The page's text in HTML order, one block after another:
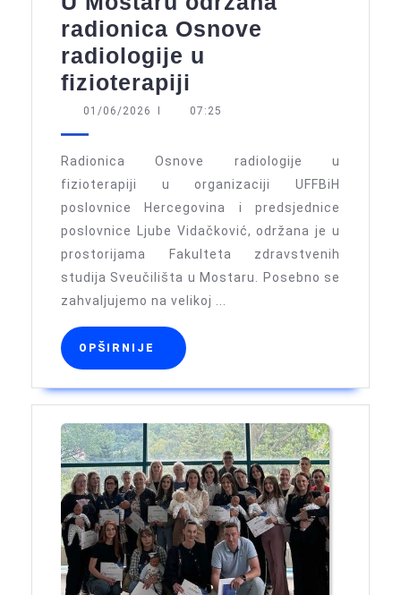
radionica Osnove
radiologije u
fizioterapiji
Mostaru
radionica
Osnove
radiologije
u
fizioterapiji
01/06/2026 01/06/2026
I 07:25
Radionica Osnove radiologije u
fizioterapiji u organizaciji UFFBiH
poslovnice Hercegovina i predsjednice
poslovnice Ljube Vidačković, održana je u
prostorijama Fakulteta zdravstvenih
studija Sveučilišta u Mostaru. Posebno se
zahvaljujemo na velikoj ...
OPŠIRNIJE OPŠIRNIJE